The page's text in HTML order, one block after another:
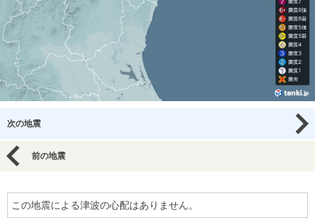
次の地震
前の地震
この地震による津波の心配はありません。